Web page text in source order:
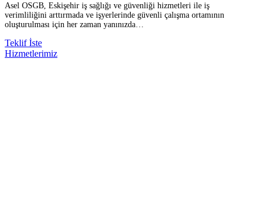
Asel OSGB, Eskişehir iş sağlığı ve güvenliği hizmetleri ile iş
verimliliğini arttırmada ve işyerlerinde güvenli çalışma ortamının
oluşturulması için her zaman yanınızda…
Teklif İste
Hizmetlerimiz